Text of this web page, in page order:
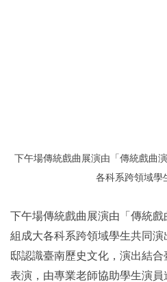
下午場傳統戲曲展演由「傳統戲曲
各科系跨領域學
下午場傳統戲曲展演由「傳統
組成大各科系跨領域學生共同
邸認識臺南歷史文化，演出結
表演，由專業老師協助學生演